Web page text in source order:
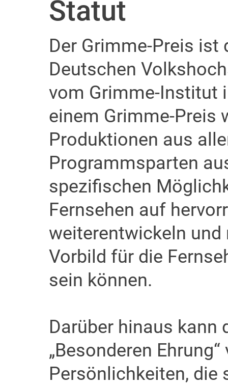
Statut
Der Grimme-Preis ist
Deutschen
vom Grimme-Institut
einem Grimme-Preis
Produktionen aus
Programmsparten
spezifischen
Fernsehen auf
weiterentwickeln
Vorbild für die
sein können.
Darüber hinaus kann
„Besonderen
Persönlichkeiten, die